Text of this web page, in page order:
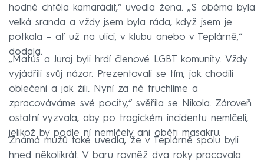
hodně chtěla kamarádit,“ uvedla žena. „S oběma byla
velká sranda a vždy jsem byla ráda, když jsem je
potkala – ať už na ulici, v klubu anebo v Teplárně,“
dodala.
„Matúš a Juraj byli hrdí členové LGBT komunity. Vždy
vyjádřili svůj názor. Prezentovali se tím, jak chodili
oblečení a jak žili. Nyní za ně truchlíme a
zpracováváme své pocity,“ svěřila se Nikola. Zároveň
ostatní vyzvala, aby po tragickém incidentu nemlčeli,
jelikož by podle ní nemlčely ani oběti masakru.
Známá mužů také uvedla, že v Teplárně spolu byli
hned několikrát. V baru rovněž dva roky pracovala.